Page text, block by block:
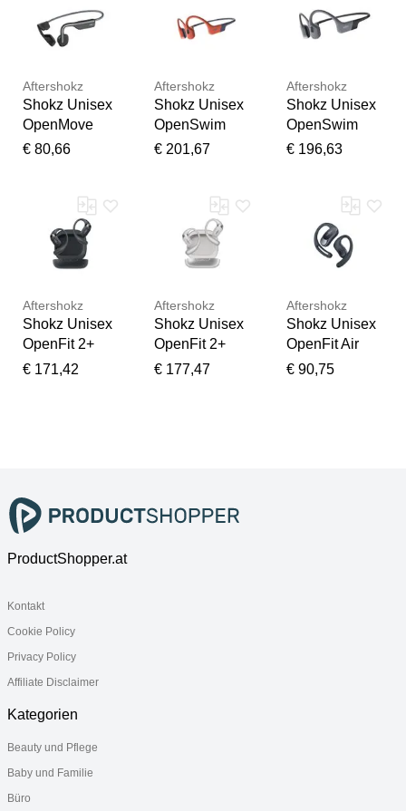
Aftershokz
Shokz Unisex
OpenMove
grau
€ 80,66
Aftershokz
Shokz Unisex
OpenSwim
Pro rot
€ 201,67
Aftershokz
Shokz Unisex
OpenSwim
Pro grau
€ 196,63
Aftershokz
Shokz Unisex
OpenFit 2+
schwarz
€ 171,42
Aftershokz
Shokz Unisex
OpenFit 2+
grau
€ 177,47
Aftershokz
Shokz Unisex
OpenFit Air
schwarz
€ 90,75
ProductShopper.at
Kontakt
Cookie Policy
Privacy Policy
Affiliate Disclaimer
Kategorien
Beauty und Pflege
Baby und Familie
Büro